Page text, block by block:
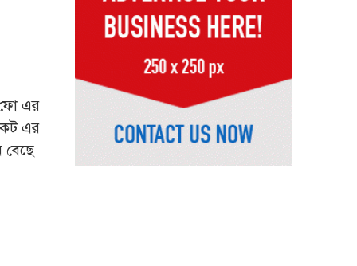
ফো এর
এর
বেছে
হাইকমিশনের সতর্কতা
জারি
দুর্নীতিমুক্ত প্রশাসন গড়াই
সরকারের মূল লক্ষ্য :
ভূমিমন্ত্রী
নেসকো কেন, কোনো কিছুই
রাজশাহী থেকে যাবে না: